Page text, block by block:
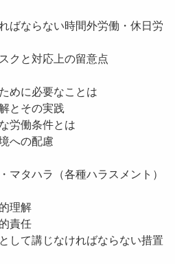
ばならない時間外労働・休日労
クと対応上の留意点
めに必要なことは
とその実践
労働条件とは
への配慮
マタハラ（各種ハラスメント）
理解
責任
して講じなければならない措置